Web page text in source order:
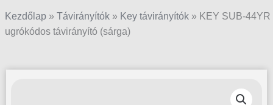
Kezdőlap » Távirányítók » Key távirányítók » KEY SUB-44YR
ugrókódos távirányító (sárga)